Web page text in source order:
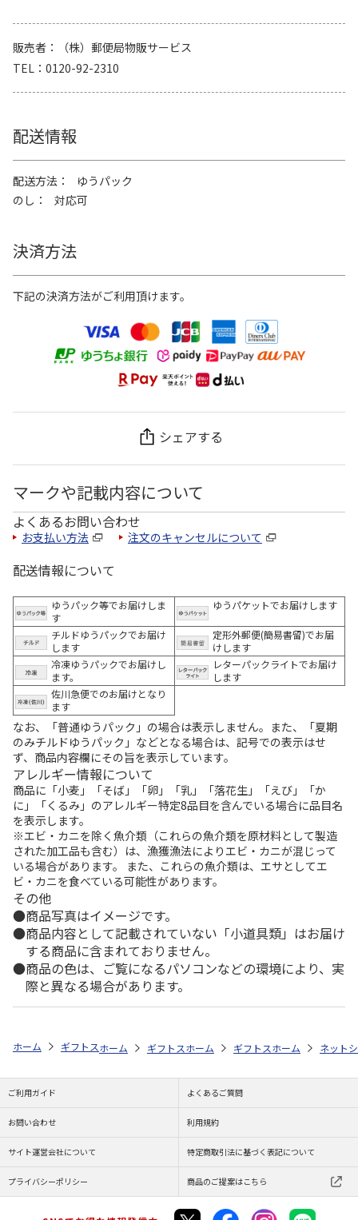
販売者
（株）郵便局物販サービス
TEL
0120-92-2310
配送情報
配送方法
ゆうパック
のし
対応可
決済方法
下記の決済方法がご利用頂けます。
シェアする
マークや記載内容について
よくあるお問い合わせ
お支払い方法 注文のキャンセルについて
配送情報について
ゆうパック等でお届けしま
す
ゆうパケットでお届けします
チルドゆうパックでお届け
します
定形外郵便(簡易書留)でお届
けします
冷凍ゆうパックでお届けし
ます。
レターパックライトでお届け
します
佐川急便でのお届けとなり
ます
なお、「普通ゆうパック」の場合は表示しません。また、「夏期
のみチルドゆうパック」などとなる場合は、記号での表示はせ
ず、商品内容欄にその旨を表示しています。
アレルギー情報について
商品に「小麦」「そば」「卵」「乳」「落花生」「えび」「か
に」「くるみ」のアレルギー特定8品目を含んでいる場合に品目名
を表示します。
※エビ・カニを除く魚介類（これらの魚介類を原材料として製造
された加工品も含む）は、漁獲漁法によりエビ・カニが混じって
いる場合があります。 また、これらの魚介類は、エサとしてエ
ビ・カニを食べている可能性があります。
その他
商品写真はイメージです。
商品内容として記載されていない「小道具類」はお届け
する商品に含まれておりません。
商品の色は、ご覧になるパソコンなどの環境により、実
際と異なる場合があります。
ホーム ギフトストア お中元・夏ギフト特集 2026 おすすめ ご当地
ホーム ギフトストア お中元・夏ギフト特集 2026
ホーム ギフトストア お中元・
ホーム ネット
ご利用ガイド よくあるご質問
お問い合わせ 利用規約
サイト運営会社について 特定商取引法に基づく表記について
プライバシーポリシー 商品のご提案はこちら